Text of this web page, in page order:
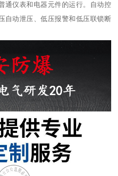
通仪表和电器元件的运行。自动控
自动泄压、低压报警和低压联锁断